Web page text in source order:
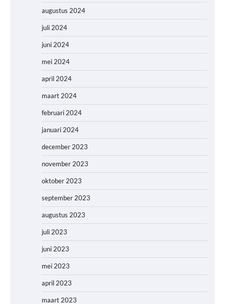
augustus 2024
juli 2024
juni 2024
mei 2024
april 2024
maart 2024
februari 2024
januari 2024
december 2023
november 2023
oktober 2023
september 2023
augustus 2023
juli 2023
juni 2023
mei 2023
april 2023
maart 2023